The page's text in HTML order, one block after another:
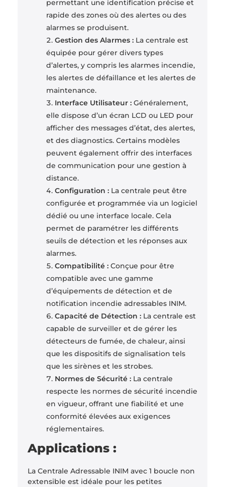
permettant une identification précise et
rapide des zones où des alertes ou des
alarmes se produisent.
Gestion des Alarmes :La centrale est
équipée pour gérer divers types
d’alertes, y compris les alarmes incendie,
les alertes de défaillance et les alertes de
maintenance.
Interface Utilisateur :Généralement,
elle dispose d’un écran LCD ou LED pour
afficher des messages d’état, des alertes,
et des diagnostics. Certains modèles
peuvent également offrir des interfaces
de communication pour une gestion à
distance.
Configuration :La centrale peut être
configurée et programmée via un logiciel
dédié ou une interface locale. Cela
permet de paramétrer les différents
seuils de détection et les réponses aux
alarmes.
Compatibilité :Conçue pour être
compatible avec une gamme
d’équipements de détection et de
notification incendie adressables INIM.
Capacité de Détection :La centrale est
capable de surveiller et de gérer les
détecteurs de fumée, de chaleur, ainsi
que les dispositifs de signalisation tels
que les sirènes et les strobes.
Normes de Sécurité :La centrale
respecte les normes de sécurité incendie
en vigueur, offrant une fiabilité et une
conformité élevées aux exigences
réglementaires.
Applications :
La Centrale Adressable INIM avec 1 boucle non
extensible est idéale pour les petites